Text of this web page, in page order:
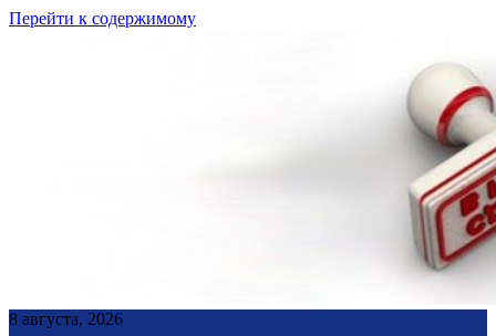
Перейти к содержимому
8 августа, 2026